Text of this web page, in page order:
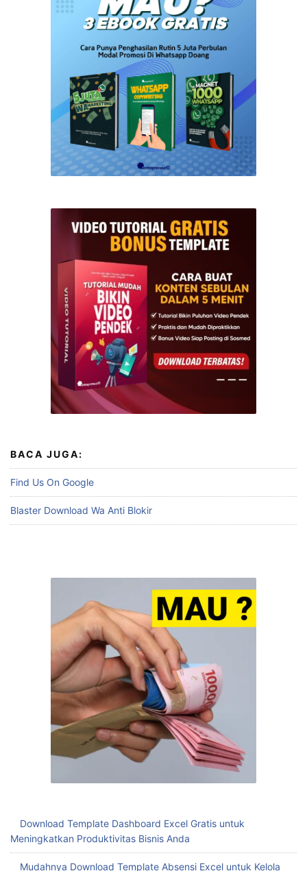
BACA JUGA:
Find Us On Google
Blaster Download Wa Anti Blokir
Download Template Dashboard Excel Gratis untuk
Meningkatkan Produktivitas Bisnis Anda
Mudahnya Download Template Absensi Excel untuk Kelola